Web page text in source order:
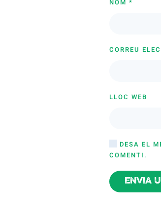
NOM *
CORREU
LLOC WEB
DESA EL
COMENTI.
Envia